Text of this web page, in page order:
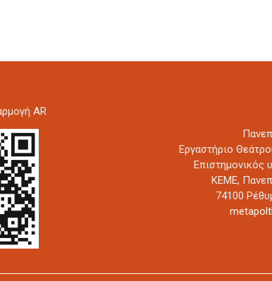
AR
Εργαστήριο
Επιστημονικός
ΚΕΜΕ,
74100